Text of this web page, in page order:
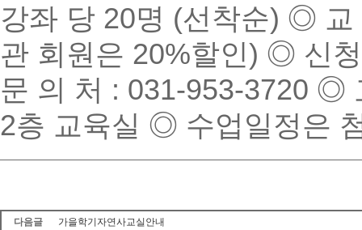
강좌 당 20명 (선착순) ◎ 교
관 회원은 20%할인) ◎ 신
문 의 처 : 031-953-3720 ◎
2층 교육실 ◎ 수업일정은
다음글
가을학기자연사교실안내